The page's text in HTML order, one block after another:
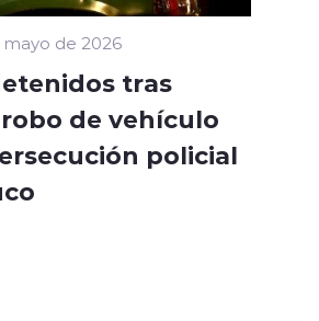
de 2026
tras
de vehículo
policial